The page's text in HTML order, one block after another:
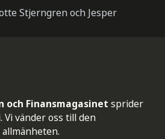
Stjerngren och Jesper
och Finansmagasinet sprider
vänder oss till den